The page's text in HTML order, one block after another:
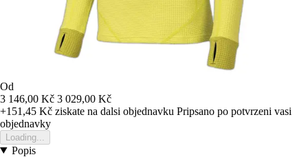
Od
3 146,00 Kč 3 029,00 Kč
+151,45 Kč ziskate na dalsi objednavku Pripsano po potvrzeni vasi
objednavky
Loading...
Popis